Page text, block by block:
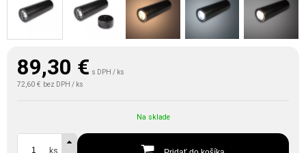
89,30 € s DPH / ks
72,60 € bez DPH / ks
Na sklade
ks